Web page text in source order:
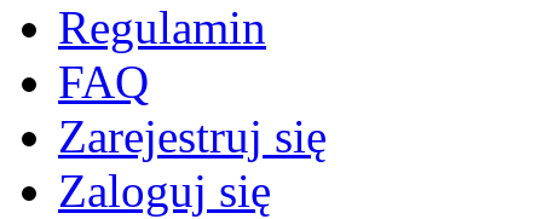
Regulamin
FAQ
Zarejestruj się
Zaloguj się